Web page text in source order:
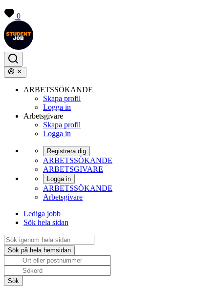
0
ARBETSSÖKANDE
Skapa profil
Logga in
Arbetsgivare
Skapa profil
Logga in
Registrera dig
ARBETSSÖKANDE
ARBETSGIVARE
Logga in
ARBETSSÖKANDE
Arbetsgivare
Lediga jobb
Sök hela sidan